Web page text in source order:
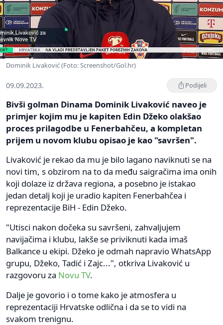
Dominik Livaković (Foto: Screenshot/Gol.hr)
09.09.2023. Podijeli
Bivši golman Dinama Dominik Livaković naveo je
primjer kojim mu je kapiten Edin Džeko olakšao
proces prilagodbe u Fenerbahčeu, a kompletan
prijem u novom klubu opisao je kao "savršen".
Livaković je rekao da mu je bilo lagano naviknuti se na
novi tim, s obzirom na to da među saigračima ima onih
koji dolaze iz država regiona, a posebno je istakao
jedan detalj koji je uradio kapiten Fenerbahčea i
reprezentacije BiH - Edin Džeko.
"Utisci nakon dočeka su savršeni, zahvaljujem
navijačima i klubu, lakše se priviknuti kada imaš
Balkance u ekipi. Džeko je odmah napravio WhatsApp
grupu, Džeko, Tadić i Zajc...", otkriva Livaković u
razgovoru za Novu TV.
Dalje je govorio i o tome kako je atmosfera u
reprezentaciji Hrvatske odlična i da se to vidi na
svakom trenignu.